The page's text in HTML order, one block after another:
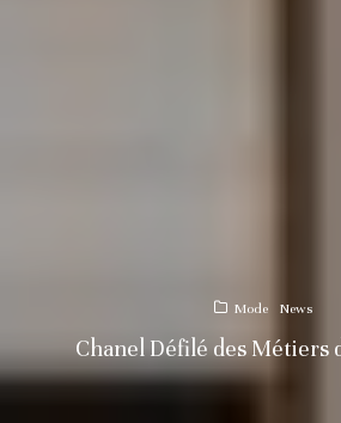
Mode News
Chanel Défilé des Métiers